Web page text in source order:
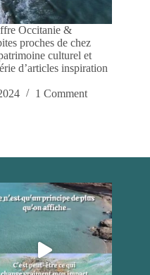
Occitanie &
proches de chez
culturel et
d’articles inspiration
1 Comment